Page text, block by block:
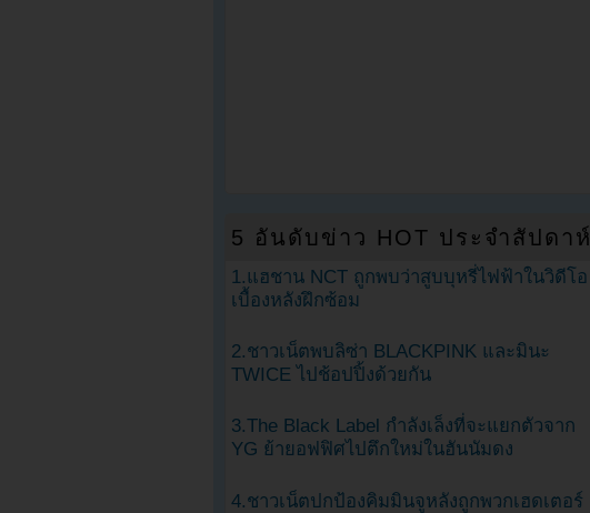
5 อันดับข่าว HOT ประจำสัปดาห์
1.แฮชาน NCT ถูกพบว่าสูบบุหรี่ไฟฟ้าในวิดีโอ
เบื้องหลังฝึกซ้อม
2.ชาวเน็ตพบลิซ่า BLACKPINK และมินะ
TWICE ไปช้อปปิ้งด้วยกัน
3.The Black Label กำลังเล็งที่จะแยกตัวจาก
YG ย้ายอฟฟิศไปตึกใหม่ในฮันนัมดง
4.ชาวเน็ตปกป้องคิมมินจูหลังถูกพวกเฮดเตอร์